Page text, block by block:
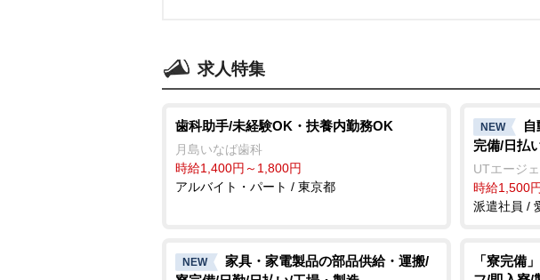
求人特集
歯科助手/未経験OK・扶養内勤務OK
月島いなば歯科
時給1,400円～1,800円
アルバイト・パート / 東京都
NEW
完備/日払
UTエージ
時給1,500円
派遣社員 /
NEW
家具・家電製品の部品供給・運搬/
「寮完備